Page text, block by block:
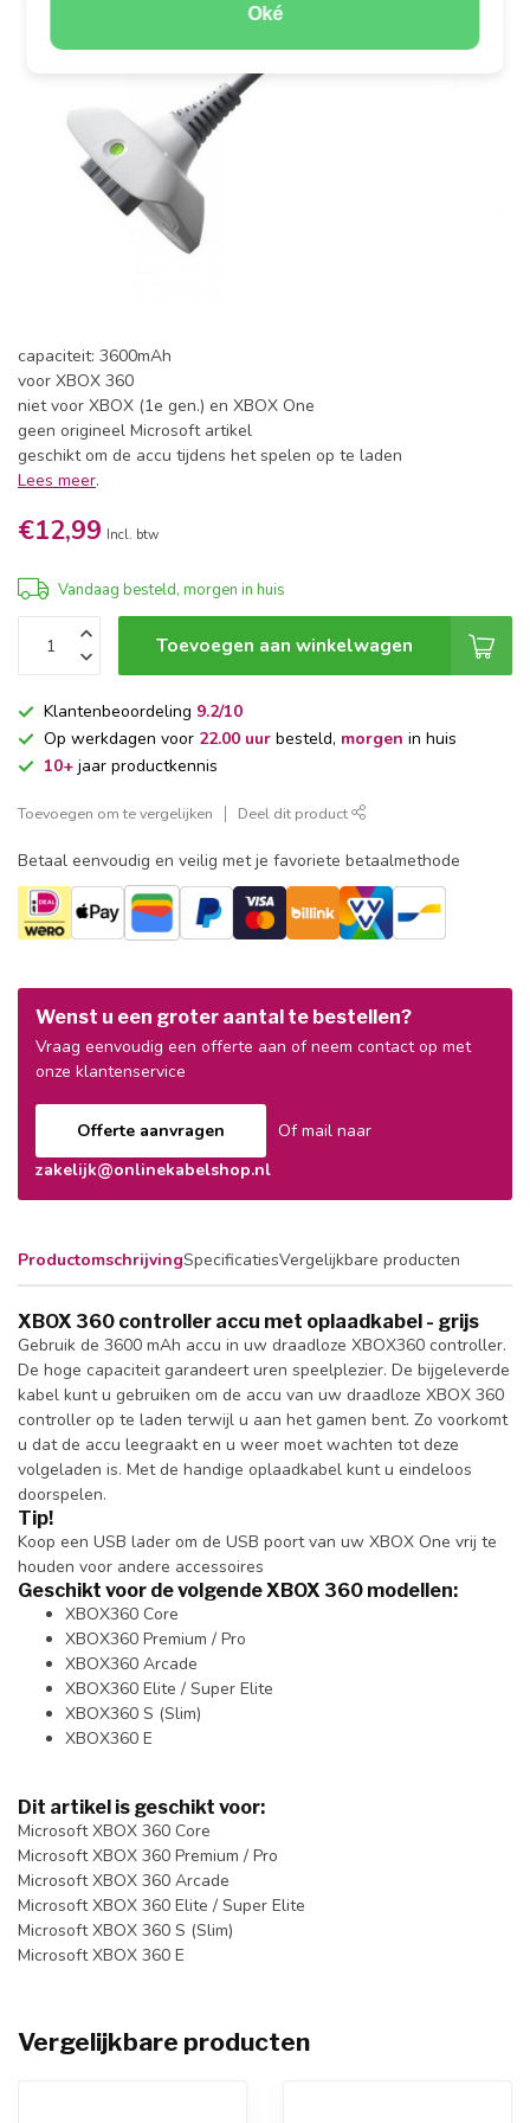
Oké
capaciteit: 3600mAh
voor XBOX 360
niet voor XBOX (1e gen.) en XBOX One
geen origineel Microsoft artikel
geschikt om de accu tijdens het spelen op te laden
Lees meer.
€12,99 Incl. btw
Vandaag besteld, morgen in huis
Toevoegen aan winkelwagen
Klantenbeoordeling 9.2/10
Op werkdagen voor 22.00 uur besteld, morgen in huis
10+ jaar productkennis
Toevoegen om te vergelijken Deel dit product
Betaal eenvoudig en veilig met je favoriete betaalmethode
Wenst u een groter aantal te bestellen?
Vraag eenvoudig een offerte aan of neem contact op met
onze klantenservice
Offerte aanvragen
Of mail naar
zakelijk@onlinekabelshop.nl
ProductomschrijvingSpecificatiesVergelijkbare producten
XBOX 360 controller accu met oplaadkabel - grijs
Gebruik de 3600 mAh accu in uw draadloze XBOX360 controller.
De hoge capaciteit garandeert uren speelplezier. De bijgeleverde
kabel kunt u gebruiken om de accu van uw draadloze XBOX 360
controller op te laden terwijl u aan het gamen bent. Zo voorkomt
u dat de accu leegraakt en u weer moet wachten tot deze
volgeladen is. Met de handige oplaadkabel kunt u eindeloos
doorspelen.
Tip!
Koop een USB lader om de USB poort van uw XBOX One vrij te
houden voor andere accessoires
Geschikt voor de volgende XBOX 360 modellen:
XBOX360 Core
XBOX360 Premium / Pro
XBOX360 Arcade
XBOX360 Elite / Super Elite
XBOX360 S (Slim)
XBOX360 E
Dit artikel is geschikt voor:
Microsoft XBOX 360 Core
Microsoft XBOX 360 Premium / Pro
Microsoft XBOX 360 Arcade
Microsoft XBOX 360 Elite / Super Elite
Microsoft XBOX 360 S (Slim)
Microsoft XBOX 360 E
Vergelijkbare producten